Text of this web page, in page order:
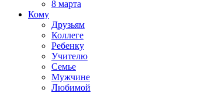
8 марта
Кому
Друзьям
Коллеге
Ребенку
Учителю
Семье
Мужчине
Любимой